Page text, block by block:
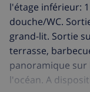
l'étage inférieur:
douche/WC.
grand-lit. Sortie
terrasse,
panoramique sur
l'océan. A